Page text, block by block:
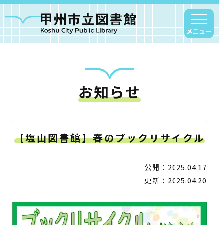
メニュー
お知らせ
【塩山図書館】春のブックリサイクル
公開：2025.04.17
更新：2025.04.20
甲州市図書館について
塩山図書館
読書アニマシオン
お知らせ